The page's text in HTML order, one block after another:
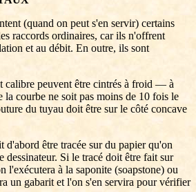
(quand on peut s'en servir) certains
raccords ordinaires, car ils n'offrent
et au débit. En outre, ils sont
calibre peuvent être cintrés à froid — à
courbe ne soit pas moins de 10 fois le
du tuyau doit être sur le côté concave
être tracée sur du papier qu'on
dessinateur. Si le tracé doit être fait sur
l'exécutera à la saponite (soapstone) ou
un gabarit et l'on s'en servira pour vérifier